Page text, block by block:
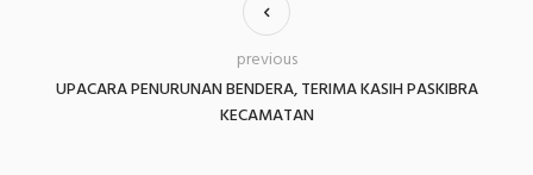
UPACARA PENURUNAN BENDERA, TERIMA KASIH PASKIBRA
KECAMATAN
previous